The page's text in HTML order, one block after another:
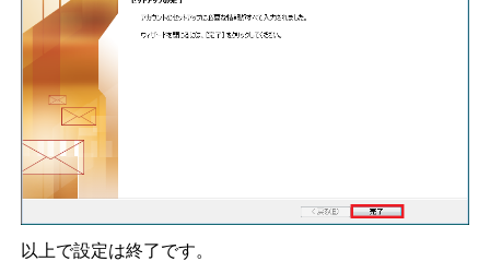
以上で設定は終了です。